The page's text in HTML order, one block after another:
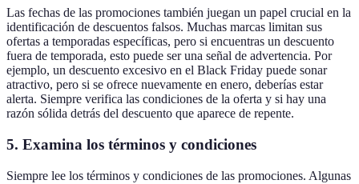
Las fechas de las promociones también juegan un papel crucial en la
identificación de descuentos falsos. Muchas marcas limitan sus
ofertas a temporadas específicas, pero si encuentras un descuento
fuera de temporada, esto puede ser una señal de advertencia. Por
ejemplo, un descuento excesivo en el Black Friday puede sonar
atractivo, pero si se ofrece nuevamente en enero, deberías estar
alerta. Siempre verifica las condiciones de la oferta y si hay una
razón sólida detrás del descuento que aparece de repente.
5. Examina los términos y condiciones
Siempre lee los términos y condiciones de las promociones. Algunas